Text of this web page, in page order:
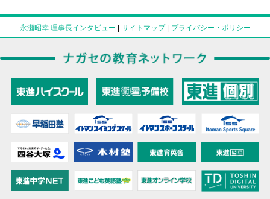
永瀬昭幸 理事長インタビュー | サイトマップ| プライバシー・ポリシー